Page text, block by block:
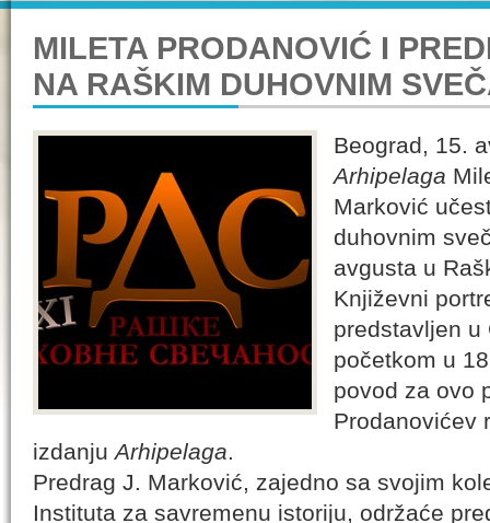
MILETA PRODANOVIĆ I
NA RAŠKIM DUHOVNIM
Beograd, 15.
Arhipelaga
Marković
duhovnim
avgusta u
Književni
predstavljen u
početkom u
povod za ovo
Prodanovićev
izdanjuArhipelaga.
Predrag J. Marković, zajedno sa svojim
Instituta za savremenu istoriju, održaće